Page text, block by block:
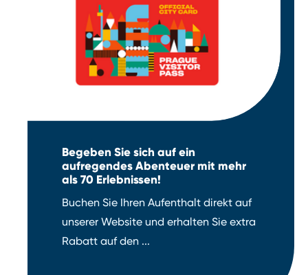
Begeben Sie sich auf ein
aufregendes Abenteuer mit mehr
als 70 Erlebnissen!
Buchen Sie Ihren Aufenthalt direkt auf
unserer Website und erhalten Sie extra
Rabatt auf den ...